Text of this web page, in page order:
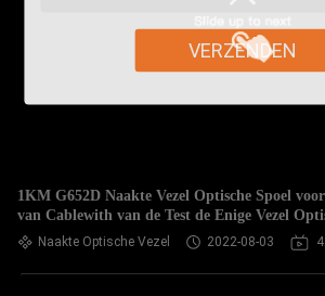
VERZENDEN
1KM G652D Naakte Vezel Optische Spoel
van Cablewith van de Test de Enige Vezel
Naakte Optische Vezel 2022-08-03